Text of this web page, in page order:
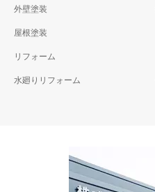
外壁塗装
屋根塗装
リフォーム
水廻りリフォーム